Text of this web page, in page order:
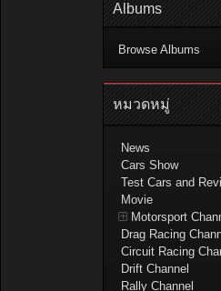
Albums
Browse Albums
หมวดหมู่
News
Cars Show
Test Cars and
Movie
Motorsport
Drag Racing
Circuit Racing
Drift Channel
Rally Channel